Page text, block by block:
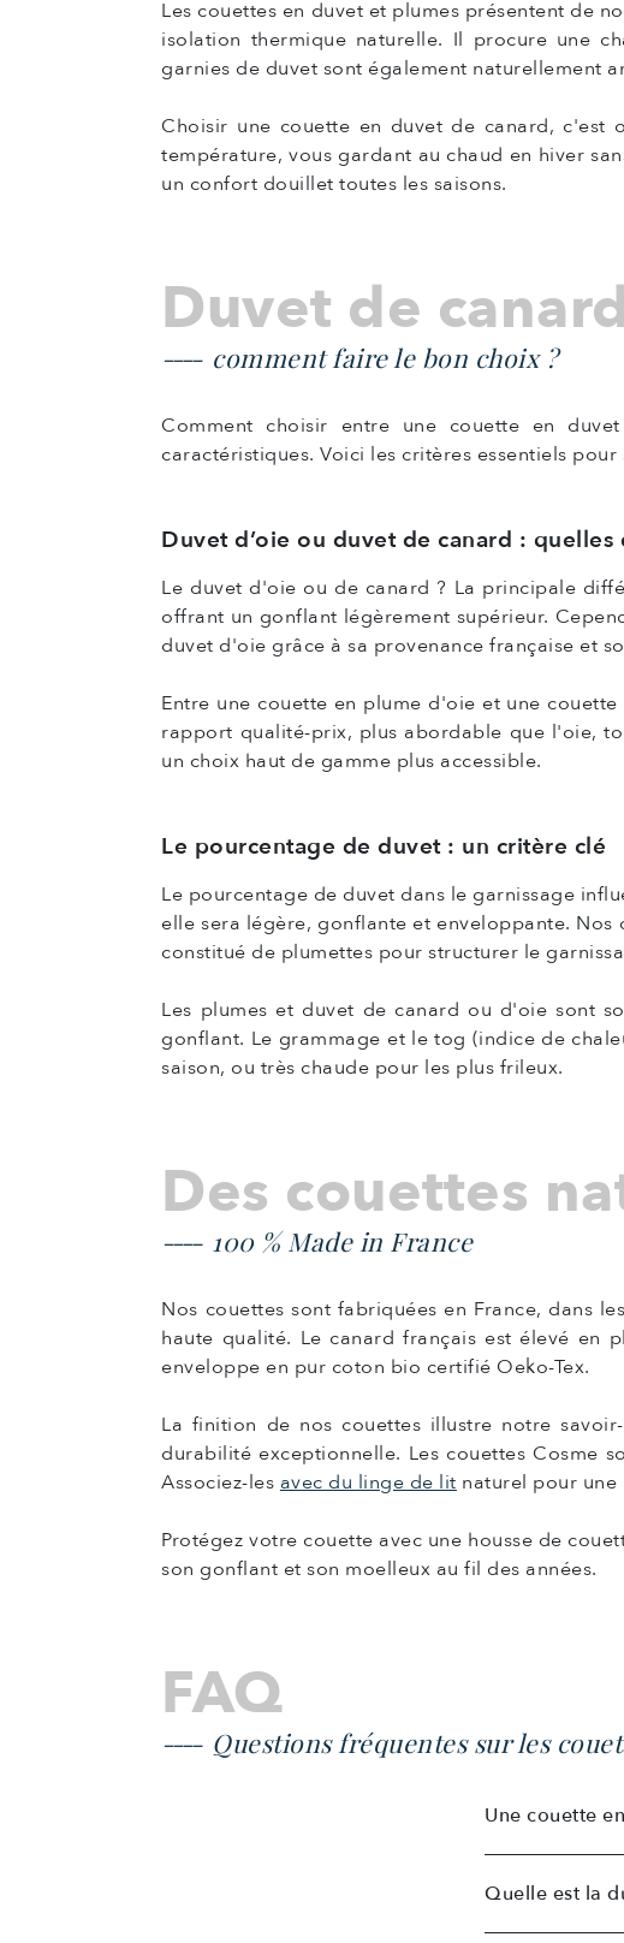
Les couettes en duvet et plumes présentent de
isolation thermique naturelle. Il procure une
garnies de duvet sont également naturellement
Choisir une couette en duvet de canard,
température, vous gardant au chaud en hiver
un confort douillet toutes les saisons.
Duvet de
comment faire le bon choix ?
Comment choisir entre une couette en
caractéristiques. Voici les critères essentiels
Duvet d’oie ou duvet de canard : quelles
Le duvet d'oie ou de canard ? La principale
offrant un gonflant légèrement supérieur.
duvet d'oie grâce à sa provenance française et
Entre une couette en plume d'oie et une
rapport qualité-prix, plus abordable que l'oie,
un choix haut de gamme plus accessible.
Le pourcentage de duvet : un critère clé
Le pourcentage de duvet dans le garnissage
elle sera légère, gonflante et enveloppante.
constitué de plumettes pour structurer le
Les plumes et duvet de canard ou d'oie sont
gonflant. Le grammage et le tog (indice de
saison, ou très chaude pour les plus frileux.
Des couettes
100 % Made in France
Nos couettes sont fabriquées en France, dans
haute qualité. Le canard français est élevé en
enveloppe en pur coton bio certifié Oeko-Tex.
La finition de nos couettes illustre notre
durabilité exceptionnelle. Les couettes Cosme
Associez-les avec du linge de lit naturel pour
Protégez votre couette avec une housse de
son gonflant et son moelleux au fil des années.
FAQ
Questions fréquentes sur les
Une couette
Quelle est la